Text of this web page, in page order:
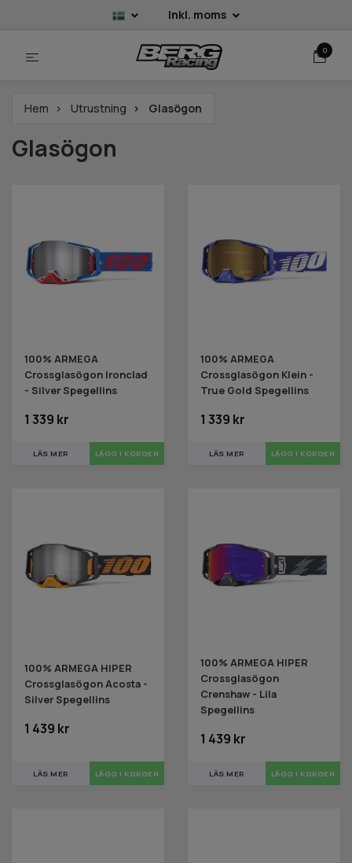
Inkl. moms
0
Hem Utrustning Glasögon
Glasögon
100% ARMEGA
Crossglasögon Ironclad
- Silver Spegellins
1 339 kr
LÄS MER
100% ARMEGA
Crossglasögon Klein -
True Gold Spegellins
1 339 kr
LÄS MER
100% ARMEGA HIPER
Crossglasögon Acosta -
Silver Spegellins
1 439 kr
LÄS MER
100% ARMEGA HIPER
Crossglasögon
Crenshaw - Lila
Spegellins
1 439 kr
LÄS MER